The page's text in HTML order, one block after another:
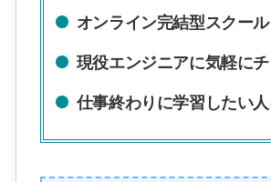
オンライン完結型スクール
現役エンジニアに気軽に
仕事終わりに学習したい